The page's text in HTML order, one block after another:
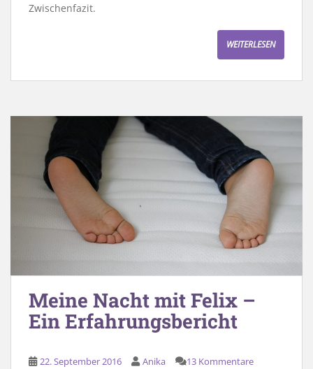
Zwischenfazit.
WEITERLESEN
Meine Nacht mit Felix –
Ein Erfahrungsbericht
22. September 2016 Anika 13 Kommentare